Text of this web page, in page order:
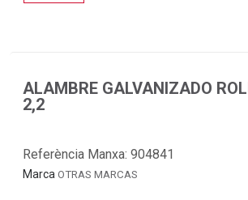
ALAMBRE GALVANIZADO
2,2
Referència Manxa: 904841
Marca OTRAS MARCAS